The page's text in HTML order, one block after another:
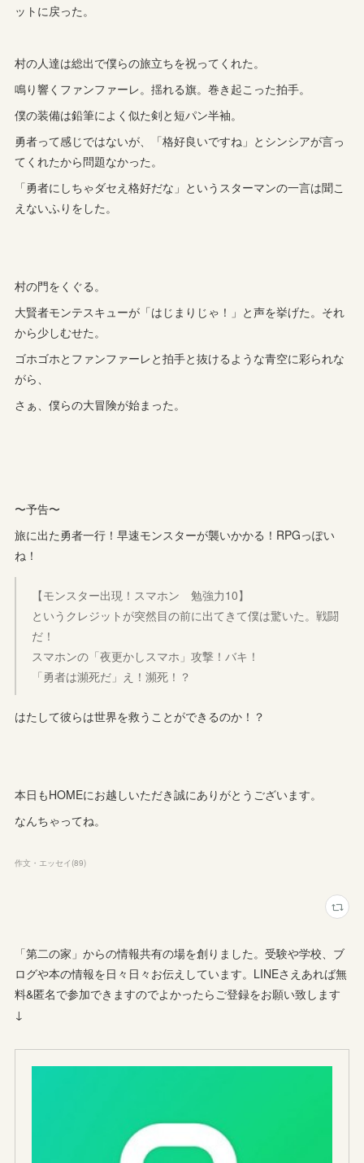
ットに戻った。
村の人達は総出で僕らの旅立ちを祝ってくれた。
鳴り響くファンファーレ。揺れる旗。巻き起こった拍手。
僕の装備は鉛筆によく似た剣と短パン半袖。
勇者って感じではないが、「格好良いですね」とシンシアが言っ
てくれたから問題なかった。
「勇者にしちゃダセえ格好だな」というスターマンの一言は聞こ
えないふりをした。
村の門をくぐる。
大賢者モンテスキューが「はじまりじゃ！」と声を挙げた。それ
から少しむせた。
ゴホゴホとファンファーレと拍手と抜けるような青空に彩られな
がら、
さぁ、僕らの大冒険が始まった。
〜予告〜
旅に出た勇者一行！早速モンスターが襲いかかる！RPGっぽい
ね！
【モンスター出現！スマホン 勉強力10】
というクレジットが突然目の前に出てきて僕は驚いた。戦闘
だ！
スマホンの「夜更かしスマホ」攻撃！バキ！
「勇者は瀕死だ」え！瀕死！？
はたして彼らは世界を救うことができるのか！？
本日もHOMEにお越しいただき誠にありがとうございます。
なんちゃってね。
作文・エッセイ (89)
「第二の家」からの情報共有の場を創りました。受験や学校、ブ
ログや本の情報を日々日々お伝えしています。LINEさえあれば無
料&匿名で参加できますのでよかったらご登録をお願い致します
↓